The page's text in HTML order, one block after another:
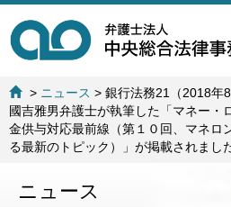
> ニュース >銀行法務21（2018年
國吉雅男弁護士が執筆した「マネー・
金供与対応最前線（第１０回、マネロ
る最新のトピック）」が掲載されまし
ニュース